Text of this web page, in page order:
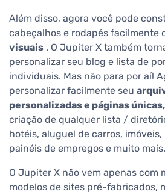
Além disso, agora você pode
cabeçalhos e rodapés facilmente
visuais . O Jupiter X também
personalizar seu blog e lista de
individuais. Mas não para por aí!
personalizar facilmente seu
personalizadas e páginas
criação de qualquer lista /
hotéis, aluguel de carros,
painéis de empregos e muito mais.
O Jupiter X não vem apenas com
modelos de sites pré-fabricados,